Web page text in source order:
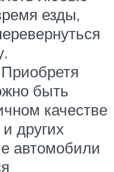
езды,
быть
качестве
других
автомобили